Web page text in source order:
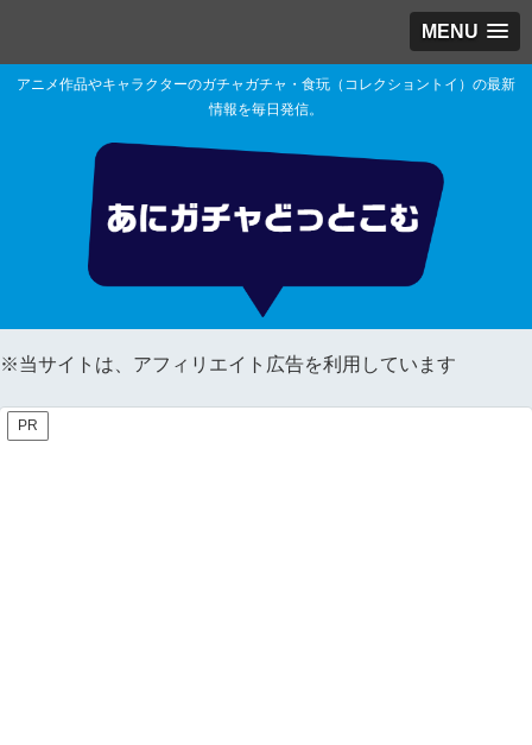
MENU
アニメ作品やキャラクターのガチャガチャ・食玩（コレクショントイ）の最新
情報を毎日発信。
※当サイトは、アフィリエイト広告を利用しています
PR